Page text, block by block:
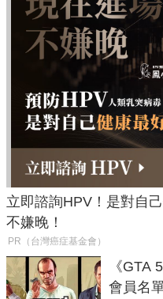
立即諮詢HPV！是對自
不嫌晚！
PR（台灣癌症基金會）
《GTA
會員名